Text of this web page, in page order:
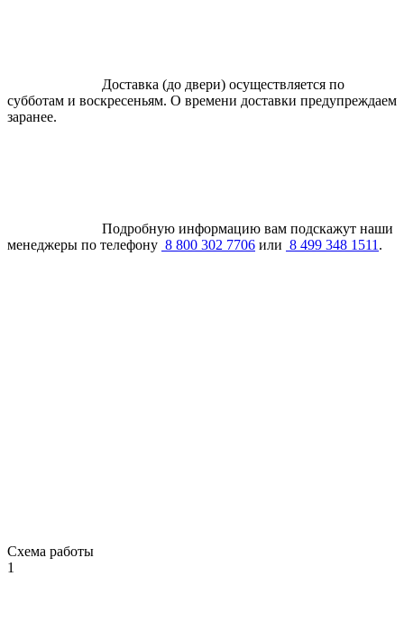
Доставка (до двери) осуществляется по
субботам и воскресеньям. О времени доставки предупреждаем
заранее.
Подробную информацию вам подскажут наши
менеджеры по телефону 8 800 302 7706 или 8 499 348 1511 .
Схема работы
1